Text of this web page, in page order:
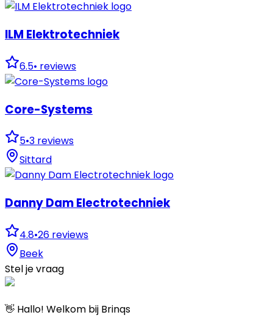
ILM Elektrotechniek
6.5• reviews
Core-Systems
5•3 reviews
Sittard
Danny Dam Electrotechniek
4.8•26 reviews
Beek
Stel je vraag
👋 Hallo! Welkom bij Brinqs